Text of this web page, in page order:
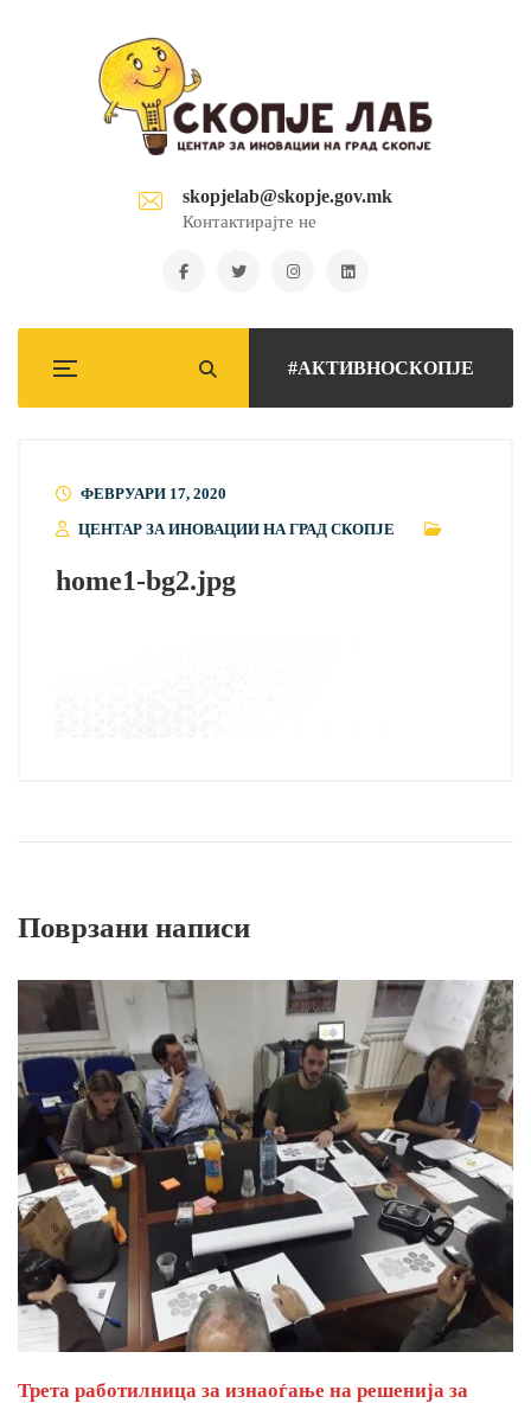
skopjelab@skopje.gov.mk
Контактирајте не
#АКТИВНОСКОПЈЕ
ФЕВРУАРИ 17, 2020
ЦЕНТАР ЗА ИНОВАЦИИ НА ГРАД СКОПЈЕ
home1-bg2.jpg
Поврзани написи
Трета работилница за изнаоѓање на решенија за